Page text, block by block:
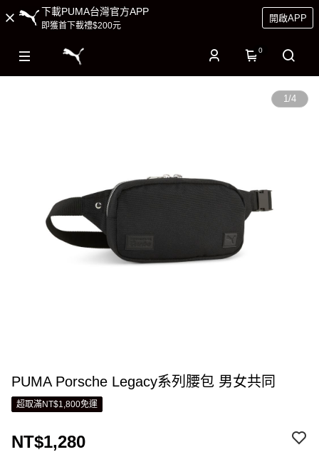
下載PUMA台灣官方APP
即獲首下載禮$200元
開啟APP
0
1/4
PUMA Porsche Legacy系列腰包 男女共同
超取滿NT$1,800免運
NT$1,280